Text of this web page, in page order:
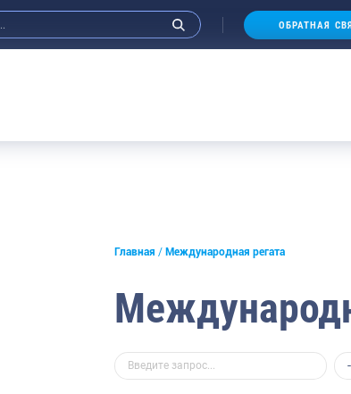
ОБРАТНАЯ
Главная Международная регата